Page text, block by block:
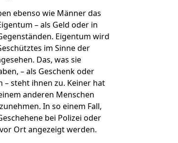
ebenso wie Männer das
– als Geld oder in
Eigentum wird
im Sinne der
Das, was sie
– als Geschenk oder
– steht ihnen zu. Keiner hat
anderen Menschen
In so einem Fall,
bei Polizei oder
Ort angezeigt werden.